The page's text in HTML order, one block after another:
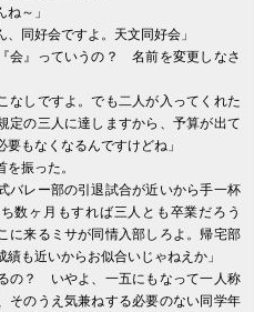
ね～」
、同好会ですよ。天文同好会」
会』っていうの？ 名前を変更しなさ
なしですよ。でも二人が入ってくれた
定の三人に達しますから、予算が出て
要もなくなるんですけどね」
振った。
バレー部の引退試合が近いから手一杯
数ヶ月もすれば三人とも卒業だろう
に来るミサが同情入部しろよ。帰宅部
績も近いからお似合いじゃねえか」
るの？ いやよ、一五にもなって一人称
そのうえ気兼ねする必要のない同学年